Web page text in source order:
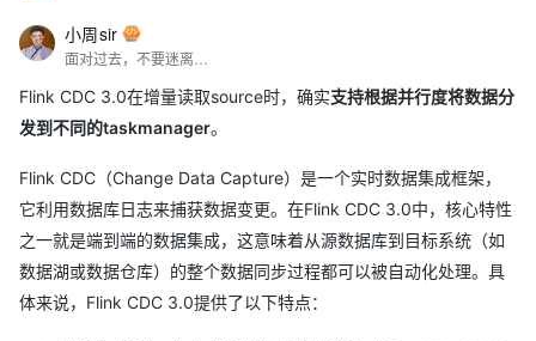
小周sir
Flink CDC 3.0在增量读取source时，确实支持根据并行度将数据分
发到不同的taskmanager。
Flink CDC（Change Data Capture）是一个实时数据集成框架，
它利用数据库日志来捕获数据变更。在Flink CDC 3.0中，核心特性
之一就是端到端的数据集成，这意味着从源数据库到目标系统（如
数据湖或数据仓库）的整个数据同步过程都可以被自动化处理。具
体来说，Flink CDC 3.0提供了以下特点：